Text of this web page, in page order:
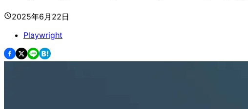
2025年6月22日
Playwright